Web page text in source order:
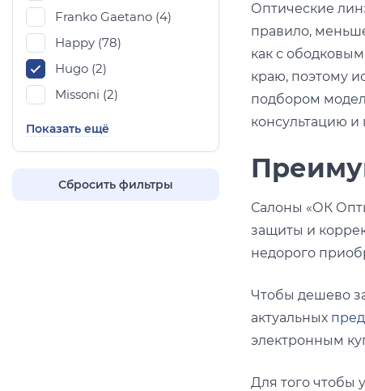
Franko Gaetano (4)
Happy (78)
Hugo (2)
Missoni (2)
Показать ещё
Сбросить фильтры
Оптические
правило,
как с
краю, поэтому
подбором
консультацию и
Салоны «ОК
защиты и
недорого
Чтобы дешево
актуальных
электронным
Для того чтобы